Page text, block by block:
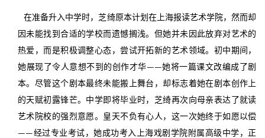
在准备升入中学时，芝绮原本计划在上海报读艺术学院，然而却
因未能找到合适的学校而遗憾搁浅。但她并未因此放弃对艺术的
热爱，而是积极调整心态，尝试开拓新的艺术领域。初中期间，
她展现了令人意想不到的创作才华——她将一篇课文改编成了剧
本。尽管这个剧本最终未能搬上舞台，却标志着她在剧本创作上
的天赋初露锋芒。中学即将毕业时，芝绮再次向母亲表达了就读
艺术院校的强烈意愿。皇天不负有心人，这一次她终于如愿以偿
——经过专业考试，她成功考入上海戏剧学院附属高级中学，正